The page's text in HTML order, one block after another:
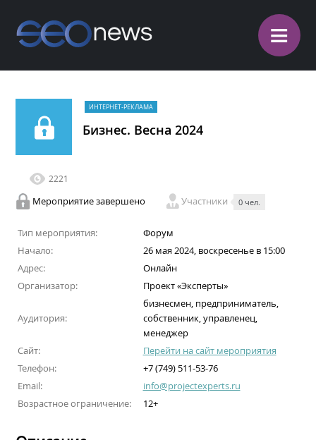
≡
ИНТЕРНЕТ-РЕКЛАМА
Бизнес. Весна 2024
2221
Мероприятие завершено Участники 0 чел.
Тип мероприятия:
Форум
Начало:
26 мая 2024, воскресенье в 15:00
Адрес:
Онлайн
Организатор:
Проект «Эксперты»
Аудитория:
бизнесмен, предприниматель,
собственник, управленец,
менеджер
Сайт:
Перейти на сайт мероприятия
Телефон:
+7 (749) 511-53-76
Email:
info@projectexperts.ru
Возрастное ограничение:
12+